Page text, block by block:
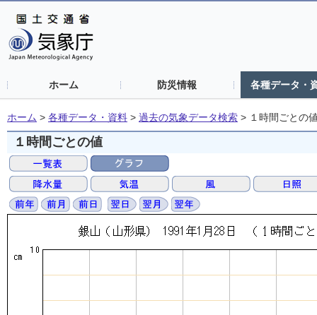
ホーム 防災情報 各種データ・
ホーム > 各種データ・資料 > 過去の気象データ検索 > １時間ごとの
１時間ごとの値